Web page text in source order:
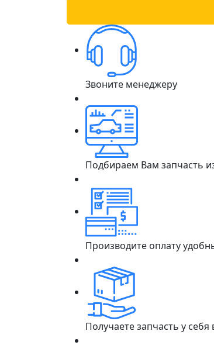
Звоните менеджеру
Подбираем Вам запчасть
Производите оплату
Получаете запчасть у